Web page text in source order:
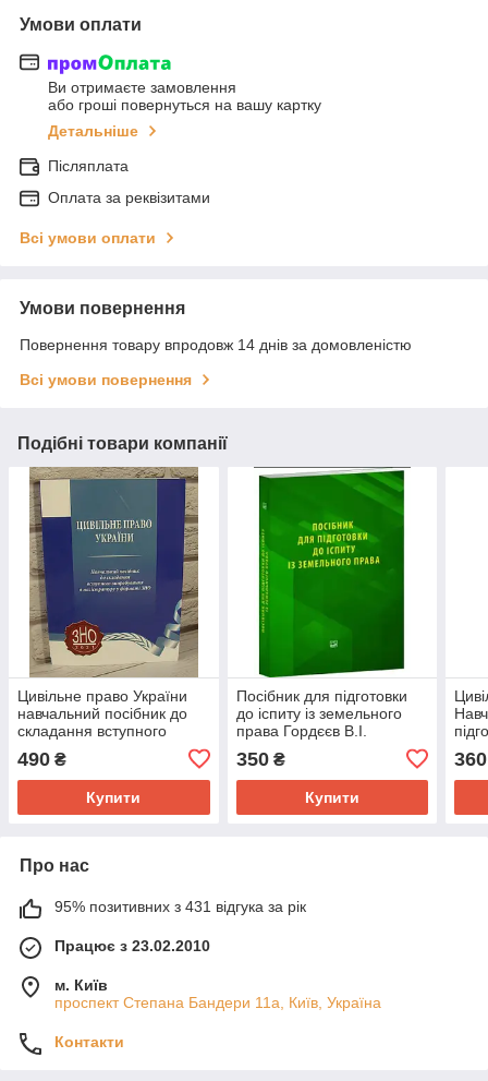
Умови оплати
Ви отримаєте замовлення
або гроші повернуться на вашу картку
Детальніше
Післяплата
Оплата за реквізитами
Всі умови оплати
Умови повернення
Повернення товару впродовж 14 днів за домовленістю
Всі умови повернення
Подібні товари компанії
Цивільне право України
навчальний посібник до
складання вступного
магістратуру у форматі
ЗНО
490 ₴
Купити
Посібник для підготовки
до іспиту із земельного
права Гордєєв В.І.
350₴
Купити
360
Про нас
95% позитивних з 431 відгука за рік
Працює з 23.02.2010
м. Київ
проспект Степана Бандери 11а, Київ, Україна
Контакти